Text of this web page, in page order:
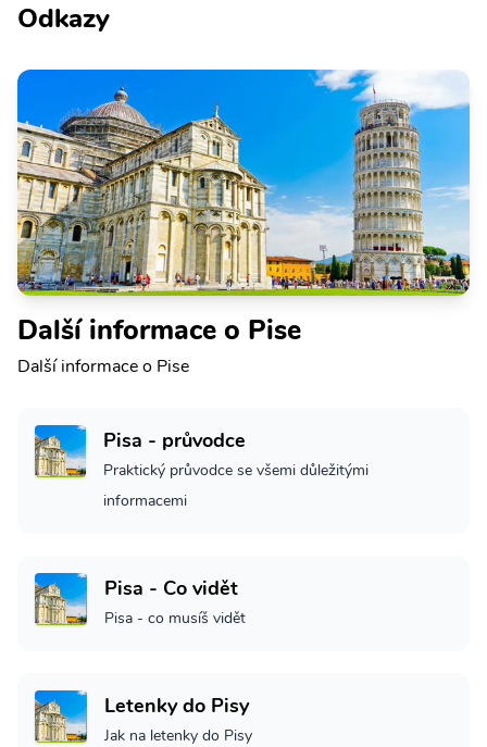
Odkazy
Další informace o Pise
Další informace o Pise
Pisa - průvodce
Praktický průvodce se všemi důležitými
informacemi
Pisa - Co vidět
Pisa - co musíš vidět
Letenky do Pisy
Jak na letenky do Pisy